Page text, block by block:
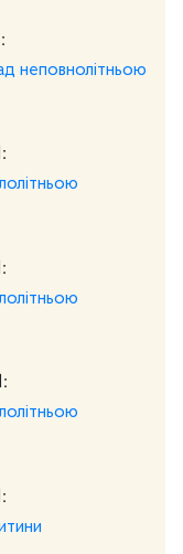
неповнолітньою